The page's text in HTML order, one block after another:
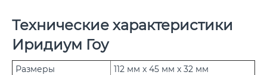
Технические характеристики
Иридиум Гоу
Размеры
112 мм x 45 мм x 32 мм